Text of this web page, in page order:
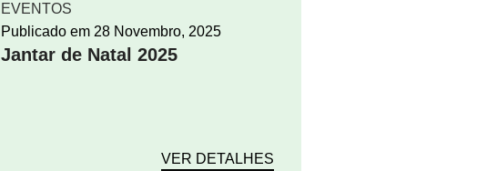
EVENTOS
Publicado em 28 Novembro, 2025
Jantar de Natal 2025
VER DETALHES